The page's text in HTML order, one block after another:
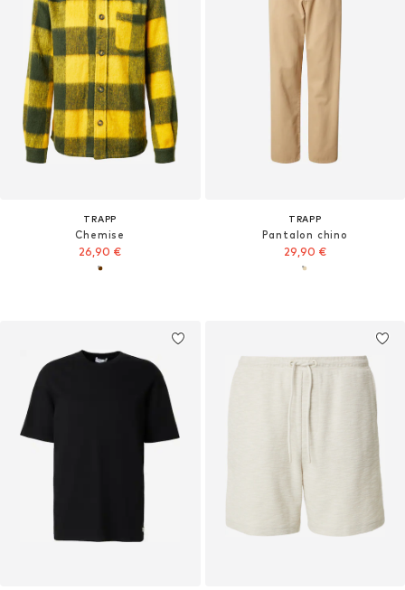
TRAPP
Chemise
26,90 €
TRAPP
Pantalon chino
29,90 €